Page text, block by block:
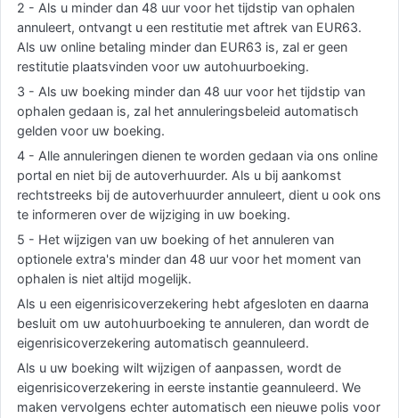
2 - Als u minder dan 48 uur voor het tijdstip van ophalen
annuleert, ontvangt u een restitutie met aftrek van EUR63.
Als uw online betaling minder dan EUR63 is, zal er geen
restitutie plaatsvinden voor uw autohuurboeking.
3 - Als uw boeking minder dan 48 uur voor het tijdstip van
ophalen gedaan is, zal het annuleringsbeleid automatisch
gelden voor uw boeking.
4 - Alle annuleringen dienen te worden gedaan via ons online
portal en niet bij de autoverhuurder. Als u bij aankomst
rechtstreeks bij de autoverhuurder annuleert, dient u ook ons
te informeren over de wijziging in uw boeking.
5 - Het wijzigen van uw boeking of het annuleren van
optionele extra's minder dan 48 uur voor het moment van
ophalen is niet altijd mogelijk.
Als u een eigenrisicoverzekering hebt afgesloten en daarna
besluit om uw autohuurboeking te annuleren, dan wordt de
eigenrisicoverzekering automatisch geannuleerd.
Als u uw boeking wilt wijzigen of aanpassen, wordt de
eigenrisicoverzekering in eerste instantie geannuleerd. We
maken vervolgens echter automatisch een nieuwe polis voor